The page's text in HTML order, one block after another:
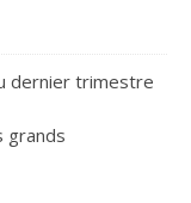
dernier trimestre
grands